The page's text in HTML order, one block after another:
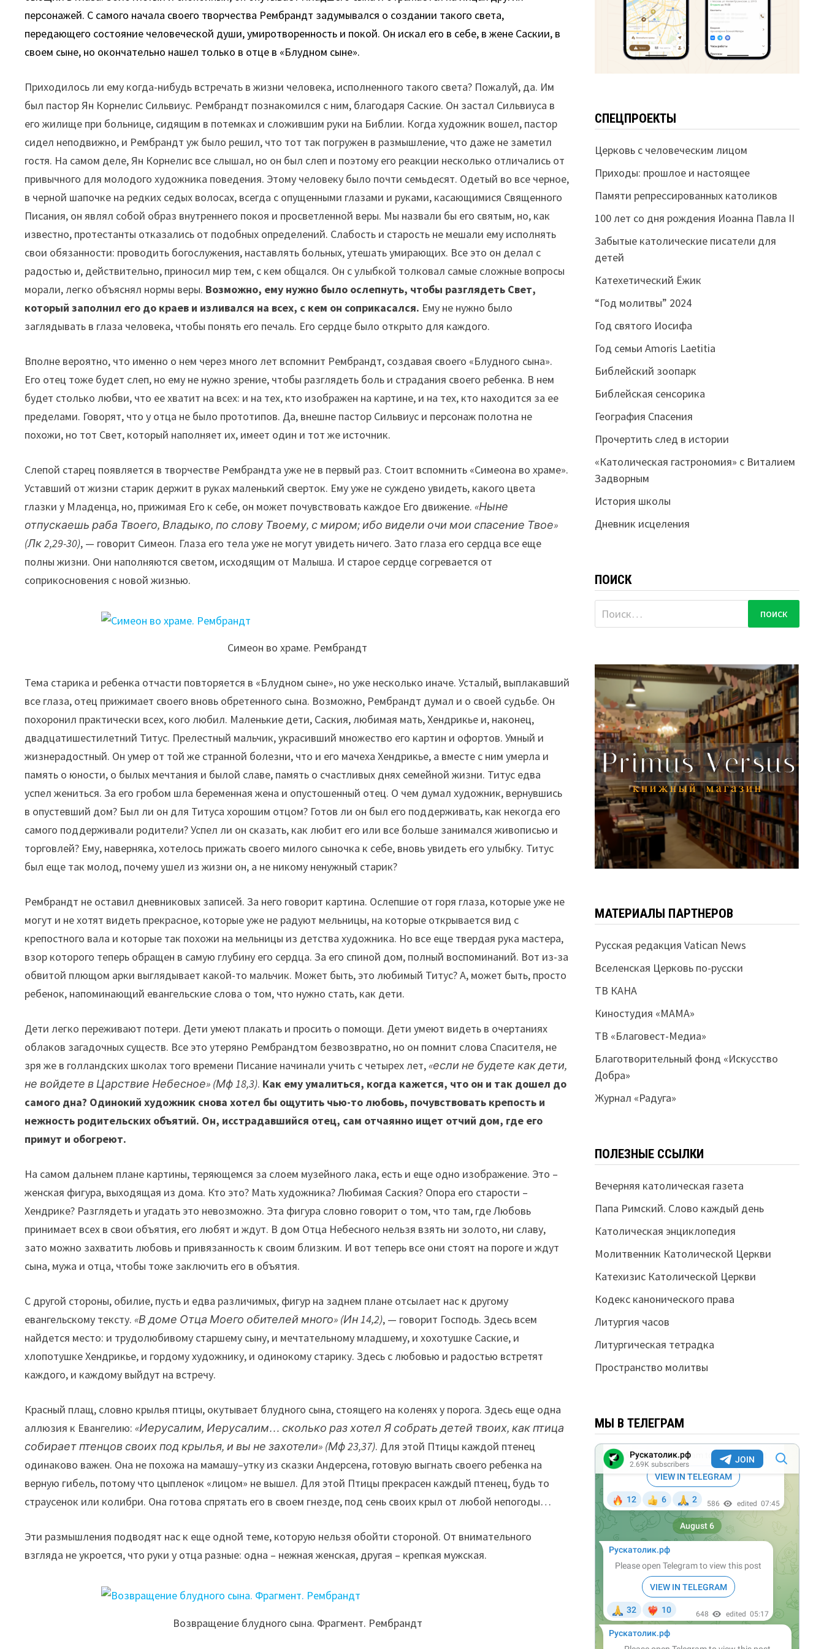
персонажей. С самого начала своего творчества Рембрандт задумывался о создании такого света,
передающего состояние человеческой души, умиротворенность и покой. Он искал его в себе, в жене Саскии, в
своем сыне, но окончательно нашел только в отце в «Блудном сыне».
Приходилось ли ему когда-нибудь встречать в жизни человека, исполненного такого света? Пожалуй, да. Им
был пастор Ян Корнелис Сильвиус. Рембрандт познакомился с ним, благодаря Саские. Он застал Сильвиуса в
его жилище при больнице, сидящим в потемках и сложившим руки на Библии. Когда художник вошел, пастор
сидел неподвижно, и Рембрандт уж было решил, что тот так погружен в размышление, что даже не заметил
гостя. На самом деле, Ян Корнелис все слышал, но он был слеп и поэтому его реакции несколько отличались от
привычного для молодого художника поведения. Этому человеку было почти семьдесят. Одетый во все черное,
в черной шапочке на редких седых волосах, всегда с опущенными глазами и руками, касающимися Священного
Писания, он являл собой образ внутреннего покоя и просветленной веры. Мы назвали бы его святым, но, как
известно, протестанты отказались от подобных определений. Слабость и старость не мешали ему исполнять
свои обязанности: проводить богослужения, наставлять больных, утешать умирающих. Все это он делал с
радостью и, действительно, приносил мир тем, с кем общался. Он с улыбкой толковал самые сложные вопросы
морали, легко объяснял нормы веры. Возможно, ему нужно было ослепнуть, чтобы разглядеть Свет,
который заполнил его до краев и изливался на всех, с кем он соприкасался. Ему не нужно было
заглядывать в глаза человека, чтобы понять его печаль. Его сердце было открыто для каждого.
Вполне вероятно, что именно о нем через много лет вспомнит Рембрандт, создавая своего «Блудного сына».
Его отец тоже будет слеп, но ему не нужно зрение, чтобы разглядеть боль и страдания своего ребенка. В нем
будет столько любви, что ее хватит на всех: и на тех, кто изображен на картине, и на тех, кто находится за ее
пределами. Говорят, что у отца не было прототипов. Да, внешне пастор Сильвиус и персонаж полотна не
похожи, но тот Свет, который наполняет их, имеет один и тот же источник.
Слепой старец появляется в творчестве Рембрандта уже не в первый раз. Стоит вспомнить «Симеона во храме».
Уставший от жизни старик держит в руках маленький сверток. Ему уже не суждено увидеть, какого цвета
глазки у Младенца, но, прижимая Его к себе, он может почувствовать каждое Его движение.«Ныне
отпускаешь раба Твоего, Владыко, по слову Твоему, с миром; ибо видели очи мои спасение Твое»
(Лк 2,29-30), — говорит Симеон. Глаза его тела уже не могут увидеть ничего. Зато глаза его сердца все еще
полны жизни. Они наполняются светом, исходящим от Малыша. И старое сердце согревается от
соприкосновения с новой жизнью.
Симеон во храме. Рембрандт
Тема старика и ребенка отчасти повторяется в «Блудном сыне», но уже несколько иначе. Усталый, выплакавший
все глаза, отец прижимает своего вновь обретенного сына. Возможно, Рембрандт думал и о своей судьбе. Он
похоронил практически всех, кого любил. Маленькие дети, Саския, любимая мать, Хендрикье и, наконец,
двадцатишестилетний Титус. Прелестный мальчик, украсивший множество его картин и офортов. Умный и
жизнерадостный. Он умер от той же странной болезни, что и его мачеха Хендрикье, а вместе с ним умерла и
память о юности, о былых мечтания и былой славе, память о счастливых днях семейной жизни. Титус едва
успел жениться. За его гробом шла беременная жена и опустошенный отец. О чем думал художник, вернувшись
в опустевший дом? Был ли он для Титуса хорошим отцом? Готов ли он был его поддерживать, как некогда его
самого поддерживали родители? Успел ли он сказать, как любит его или все больше занимался живописью и
торговлей? Ему, наверняка, хотелось прижать своего милого сыночка к себе, вновь увидеть его улыбку. Титус
был еще так молод, почему ушел из жизни он, а не никому ненужный старик?
Рембрандт не оставил дневниковых записей. За него говорит картина. Ослепшие от горя глаза, которые уже не
могут и не хотят видеть прекрасное, которые уже не радуют мельницы, на которые открывается вид с
крепостного вала и которые так похожи на мельницы из детства художника. Но все еще твердая рука мастера,
взор которого теперь обращен в самую глубину его сердца. За его спиной дом, полный воспоминаний. Вот из-за
обвитой плющом арки выглядывает какой-то мальчик. Может быть, это любимый Титус? А, может быть, просто
ребенок, напоминающий евангельские слова о том, что нужно стать, как дети.
Дети легко переживают потери. Дети умеют плакать и просить о помощи. Дети умеют видеть в очертаниях
облаков загадочных существ. Все это утеряно Рембрандтом безвозвратно, но он помнит слова Спасителя, не
зря же в голландских школах того времени Писание начинали учить с четырех лет,«если не будете как дети,
не войдете в Царствие Небесное» (Мф 18,3). Как ему умалиться, когда кажется, что он и так дошел до
самого дна? Одинокий художник снова хотел бы ощутить чью-то любовь, почувствовать крепость и
нежность родительских объятий. Он, исстрадавшийся отец, сам отчаянно ищет отчий дом, где его
примут и обогреют.
На самом дальнем плане картины, теряющемся за слоем музейного лака, есть и еще одно изображение. Это –
женская фигура, выходящая из дома. Кто это? Мать художника? Любимая Саския? Опора его старости –
Хендрике? Разглядеть и угадать это невозможно. Эта фигура словно говорит о том, что там, где Любовь
принимает всех в свои объятия, его любят и ждут. В дом Отца Небесного нельзя взять ни золото, ни славу,
зато можно захватить любовь и привязанность к своим близким. И вот теперь все они стоят на пороге и ждут
сына, мужа и отца, чтобы тоже заключить его в объятия.
С другой стороны, обилие, пусть и едва различимых, фигур на заднем плане отсылает нас к другому
евангельскому тексту.«В доме Отца Моего обителей много» (Ин 14,2), — говорит Господь. Здесь всем
найдется место: и трудолюбивому старшему сыну, и мечтательному младшему, и хохотушке Саские, и
хлопотушке Хендрикье, и гордому художнику, и одинокому старику. Здесь с любовью и радостью встретят
каждого, и каждому выйдут на встречу.
Красный плащ, словно крылья птицы, окутывает блудного сына, стоящего на коленях у порога. Здесь еще одна
аллюзия к Евангелию:«Иерусалим, Иерусалим… сколько раз хотел Я собрать детей твоих, как птица
собирает птенцов своих под крылья, и вы не захотели» (Мф 23,37). Для этой Птицы каждой птенец
одинаково важен. Она не похожа на мамашу–утку из сказки Андерсена, готовую выгнать своего ребенка на
верную гибель, потому что цыпленок «лицом» не вышел. Для этой Птицы прекрасен каждый птенец, будь то
страусенок или колибри. Она готова спрятать его в своем гнезде, под сень своих крыл от любой непогоды…
Эти размышления подводят нас к еще одной теме, которую нельзя обойти стороной. От внимательного
взгляда не укроется, что руки у отца разные: одна – нежная женская, другая – крепкая мужская.
Возвращение блудного сына. Фрагмент. Рембрандт
СПЕЦПРОЕКТЫ
Церковь с человеческим лицом
Приходы: прошлое и настоящее
Памяти репрессированных католиков
100 лет со дня рождения Иоанна Павла II
Забытые католические писатели для
детей
Катехетический Ёжик
“Год молитвы” 2024
Год святого Иосифа
Год семьи Amoris Laetitia
Библейский зоопарк
Библейская сенсорика
География Спасения
Прочертить след в истории
«Католическая гастрономия» с Виталием
Задворным
История школы
Дневник исцеления
ПОИСК
Найти:
МАТЕРИАЛЫ ПАРТНЕРОВ
Русская редакция Vatican News
Вселенская Церковь по-русски
ТВ КАНА
Киностудия «МАМА»
ТВ «Благовест-Медиа»
Благотворительный фонд «Искусство
Добра»
Журнал «Радуга»
ПОЛЕЗНЫЕ ССЫЛКИ
Вечерняя католическая газета
Папа Римский. Слово каждый день
Католическая энциклопедия
Молитвенник Католической Церкви
Катехизис Католической Церкви
Кодекс канонического права
Литургия часов
Литургическая тетрадка
Пространство молитвы
МЫ В ТЕЛЕГРАМ